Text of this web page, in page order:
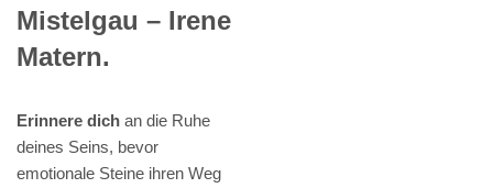
Mistelgau – Irene
Matern.
Erinnere dich an die Ruhe
deines Seins, bevor
emotionale Steine ihren Weg